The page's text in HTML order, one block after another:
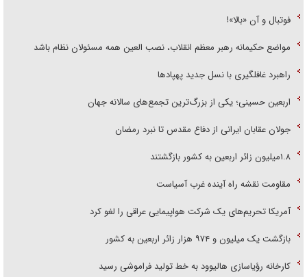
فوتبال و آن «بالا»!
مواضع حکیمانه رهبر معظم انقلاب، نصب العین همه مسئولان نظام باشد
راهبرد غافلگیری با نسل جدید پهپاد‌ها
اربعین حسینی؛ یکی از بزرگ‌ترین تجمع‌های سالانه جهان
جولان عقابان ایرانی از دفاع مقدس تا نبرد رمضان
۱.۸میلیون زائر اربعین به کشور بازگشتند
مقاومت نقشه راه آینده غرب آسیاست
آمریکا تحریم‌های یک شرکت هواپیمایی عراقی را لغو کرد
بازگشت یک میلیون و ۹۷۴ هزار زائر اربعین به کشور
کارخانه رؤیاسازی هالیوود به خط تولید فراموشی رسید